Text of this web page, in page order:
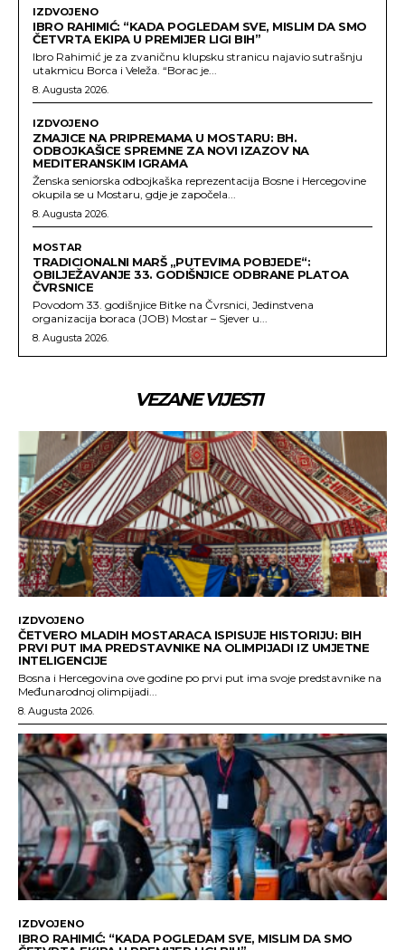
IZDVOJENO
IBRO RAHIMIĆ: “KADA POGLEDAM SVE, MISLIM DA SMO
ČETVRTA EKIPA U PREMIJER LIGI BIH”
Ibro Rahimić je za zvaničnu klupsku stranicu najavio sutrašnju
utakmicu Borca i Veleža. “Borac je...
8. Augusta 2026.
IZDVOJENO
ZMAJICE NA PRIPREMAMA U MOSTARU: BH.
ODBOJKAŠICE SPREMNE ZA NOVI IZAZOV NA
MEDITERANSKIM IGRAMA
Ženska seniorska odbojkaška reprezentacija Bosne i Hercegovine
okupila se u Mostaru, gdje je započela...
8. Augusta 2026.
MOSTAR
TRADICIONALNI MARŠ „PUTEVIMA POBJEDE“:
OBILJEŽAVANJE 33. GODIŠNJICE ODBRANE PLATOA
ČVRSNICE
Povodom 33. godišnjice Bitke na Čvrsnici, Jedinstvena
organizacija boraca (JOB) Mostar – Sjever u...
8. Augusta 2026.
VEZANE VIJESTI
IZDVOJENO
ČETVERO MLADIH MOSTARACA ISPISUJE HISTORIJU: BIH
PRVI PUT IMA PREDSTAVNIKE NA OLIMPIJADI IZ UMJETNE
INTELIGENCIJE
Bosna i Hercegovina ove godine po prvi put ima svoje predstavnike na
Međunarodnoj olimpijadi...
8. Augusta 2026.
IZDVOJENO
IBRO RAHIMIĆ: “KADA POGLEDAM SVE, MISLIM DA SMO